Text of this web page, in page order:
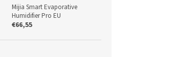
Mijia Smart Evaporative
Humidifier Pro EU
€66,55